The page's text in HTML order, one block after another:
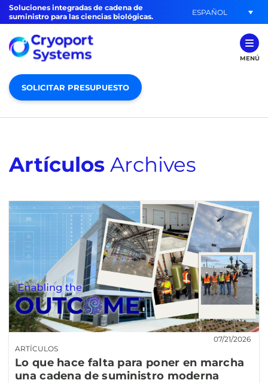
Soluciones integradas de cadena de
suministro para las ciencias biológicas.
ESPAÑOL
MENÚ
SOLICITAR PRESUPUESTO
Artículos Archives
ARTÍCULOS
07/21/2026
Lo que hace falta para poner en marcha
una cadena de suministro moderna